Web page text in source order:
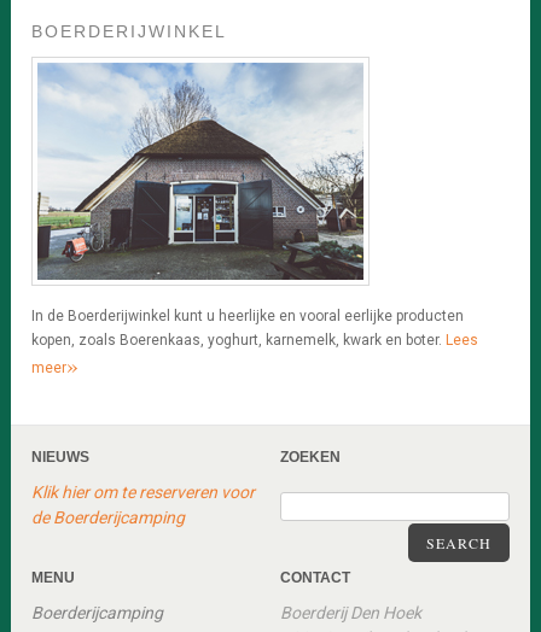
BOERDERIJWINKEL
In de Boerderijwinkel kunt u heerlijke en vooral eerlijke producten
kopen, zoals Boerenkaas, yoghurt, karnemelk, kwark en boter.Lees
meer»
NIEUWS
Klik hier om te reserveren voor
de Boerderijcamping
ZOEKEN
SEARCH
MENU
Boerderijcamping
CONTACT
Boerderij Den Hoek